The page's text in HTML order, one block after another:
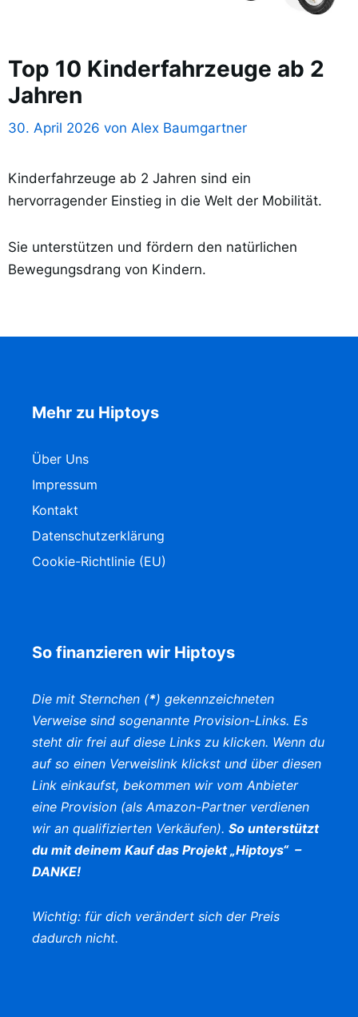
Top 10 Kinderfahrzeuge ab 2
Jahren
30. April 2026 von Alex Baumgartner
Kinderfahrzeuge ab 2 Jahren sind ein
hervorragender Einstieg in die Welt der Mobilität.
Sie unterstützen und fördern den natürlichen
Bewegungsdrang von Kindern.
Mehr zu Hiptoys
Über Uns
Impressum
Kontakt
Datenschutzerklärung
Cookie-Richtlinie (EU)
So finanzieren wir Hiptoys
Die mit Sternchen (*) gekennzeichneten
Verweise sind sogenannte Provision-Links. Es
steht dir frei auf diese Links zu klicken. Wenn du
auf so einen Verweislink klickst und über diesen
Link einkaufst, bekommen wir vom Anbieter
eine Provision (als Amazon-Partner verdienen
wir an qualifizierten Verkäufen). So unterstützt
du mit deinem Kauf das Projekt „Hiptoys“ –
DANKE!
Wichtig: für dich verändert sich der Preis
dadurch nicht.